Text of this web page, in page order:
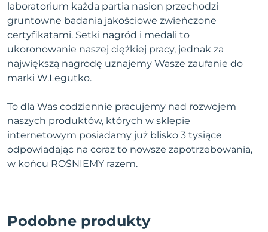
laboratorium każda partia nasion przechodzi
gruntowne badania jakościowe zwieńczone
certyfikatami. Setki nagród i medali to
ukoronowanie naszej ciężkiej pracy, jednak za
największą nagrodę uznajemy Wasze zaufanie do
marki W.Legutko.
To dla Was codziennie pracujemy nad rozwojem
naszych produktów, których w sklepie
internetowym posiadamy już blisko 3 tysiące
odpowiadając na coraz to nowsze zapotrzebowania,
w końcu ROŚNIEMY razem.
Podobne produkty